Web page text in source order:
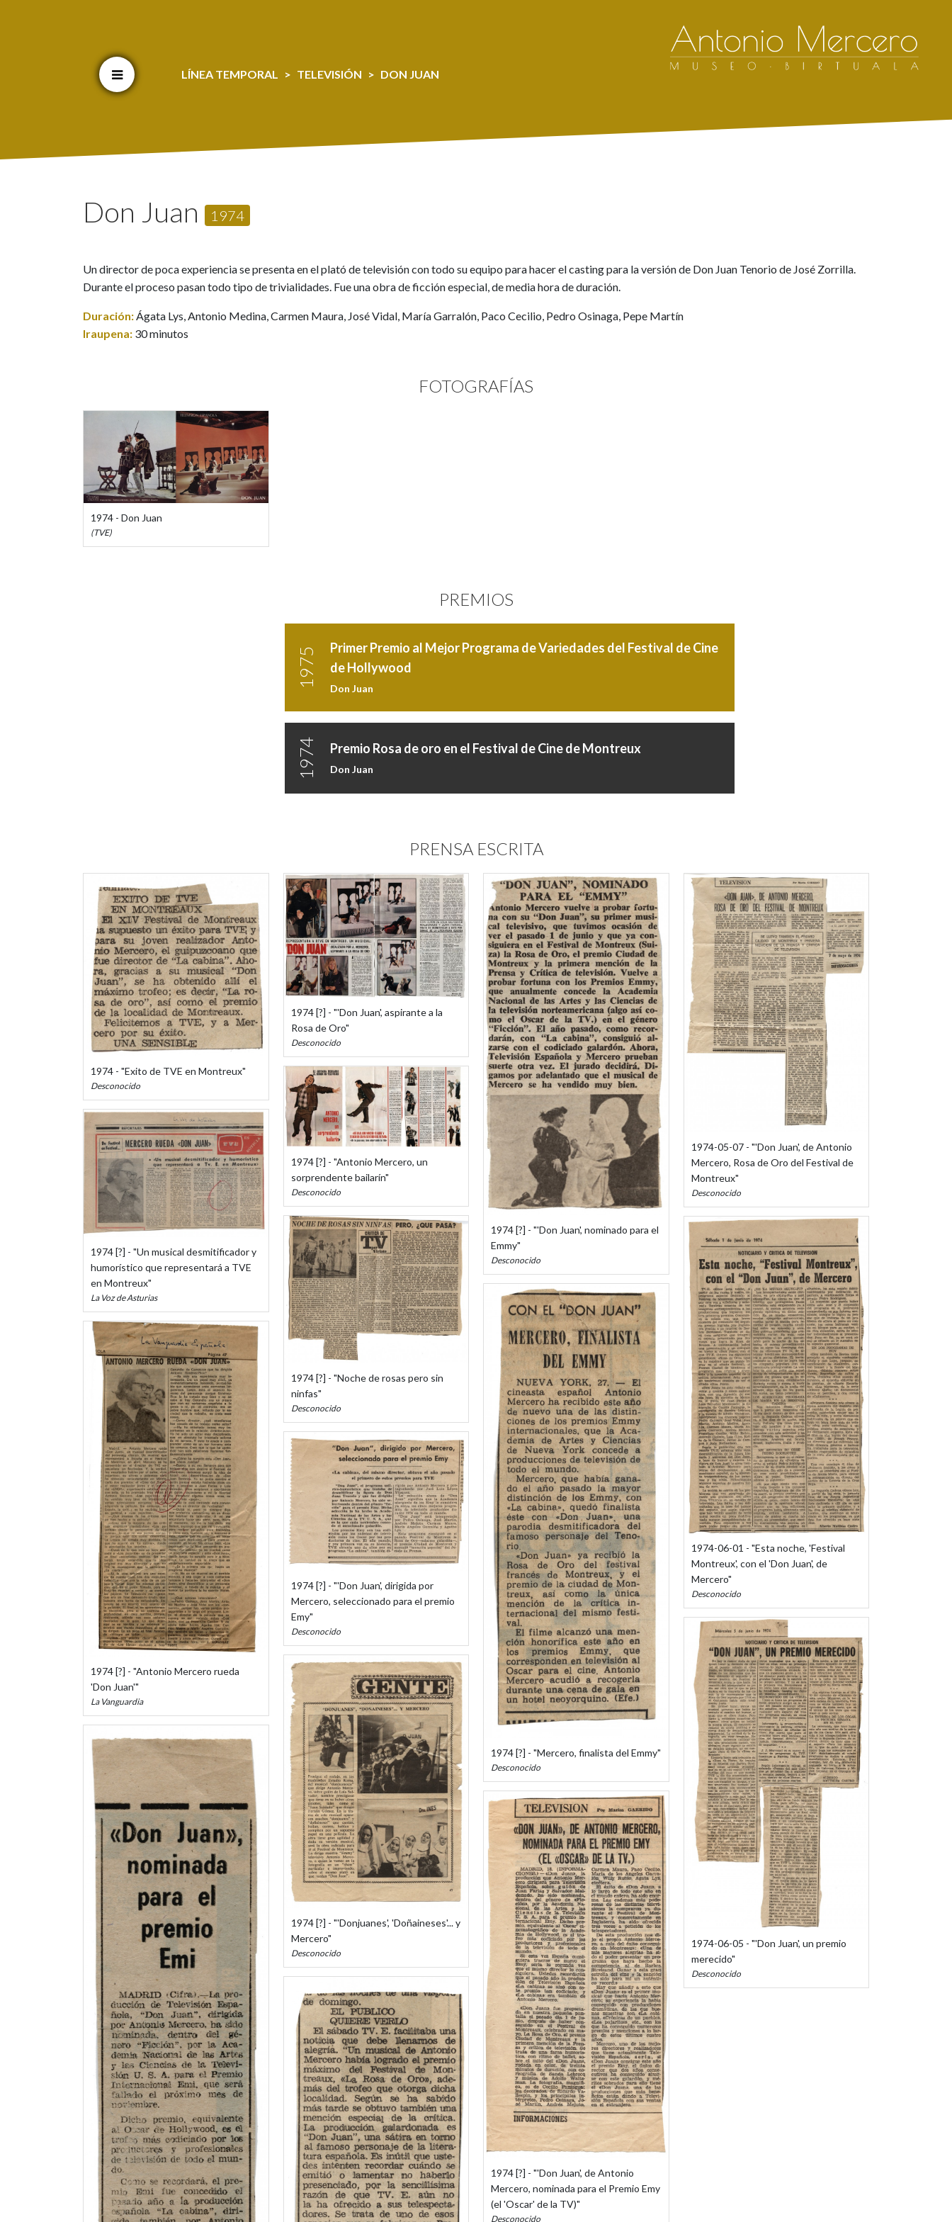
LÍNEA TEMPORAL TELEVISIÓN DON JUAN
Don Juan 1974
Un director de poca experiencia se presenta en el plató de televisión con todo su equipo para hacer el casting para la versión de Don Juan Tenorio de José Zorrilla.
Durante el proceso pasan todo tipo de trivialidades. Fue una obra de ficción especial, de media hora de duración.
Duración:Ágata Lys, Antonio Medina, Carmen Maura, José Vidal, María Garralón, Paco Cecilio, Pedro Osinaga, Pepe Martín
Iraupena: 30 minutos
FOTOGRAFÍAS
1974 - Don Juan
(TVE)
PREMIOS
1975
Primer Premio al Mejor Programa de Variedades del Festival de Cine
de Hollywood
Don Juan
1974 Premio Rosa de oro en el Festival de Cine de Montreux
Don Juan
PRENSA ESCRITA
1974 - "Exito de TVE en Montreux"
Desconocido
1974 [?] - "Un musical desmitificador y
humorístico que representará a TVE
en Montreux"
La Voz de Asturias
1974 [?] - "Antonio Mercero rueda
'Don Juan'"
La Vanguardia
1974 [?] - "'Don Juan', aspirante a la
Rosa de Oro"
Desconocido
1974 [?] - "Antonio Mercero, un
sorprendente bailarín"
Desconocido
1974 [?] - "Noche de rosas pero sin
ninfas"
Desconocido
1974 [?] - "'Don Juan', dirigida por
Mercero, seleccionado para el premio
Emy"
Desconocido
1974 [?] - "'Donjuanes', 'Doñaineses'... y
Mercero"
Desconocido
1974 [?] - "'Don Juan', nominado para el
Emmy"
Desconocido
1974 [?] - "Mercero, finalista del Emmy"
Desconocido
1974 [?] - "'Don Juan', de Antonio
Mercero, nominada para el Premio Emy
(el 'Oscar' de la TV)"
Desconocido
1974-05-07 - "'Don Juan', de Antonio
Mercero, Rosa de Oro del Festival de
Montreux"
Desconocido
1974-06-01 - "Esta noche, 'Festival
Montreux', con el 'Don Juan', de
Mercero"
Desconocido
1974-06-05 - "'Don Juan', un premio
merecido"
Desconocido